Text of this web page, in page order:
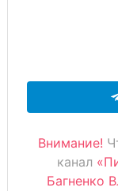
Внимание!
канал
Багненко